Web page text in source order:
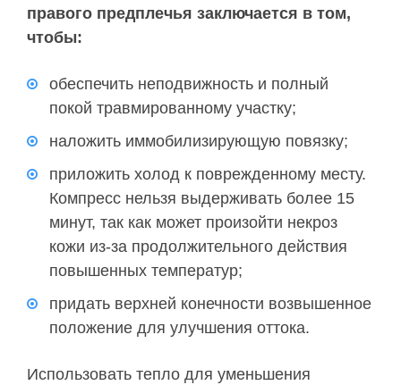
правого предплечья заключается в том,
чтобы:
обеспечить неподвижность и полный
покой травмированному участку;
наложить иммобилизирующую повязку;
приложить холод к поврежденному месту.
Компресс нельзя выдерживать более 15
минут, так как может произойти некроз
кожи из-за продолжительного действия
повышенных температур;
придать верхней конечности возвышенное
положение для улучшения оттока.
Использовать тепло для уменьшения